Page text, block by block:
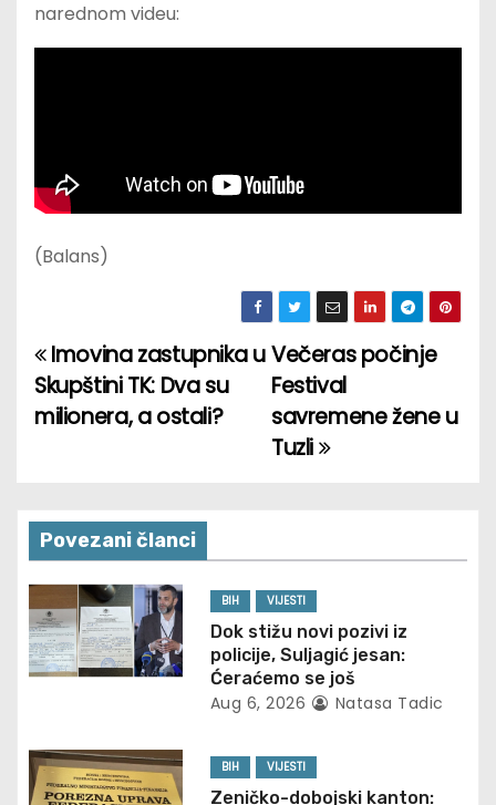
narednom videu:
(Balans)
P
o
n
a
v
i
a
Večeras počinje
Festival
savremene žene u
Tuzli
Imovina zastupnika u
Skupštini TK: Dva su
milionera, a ostali?
Povezani članci
BIH VIJESTI
Dok stižu novi pozivi iz
policije, Suljagić jesan:
Ćeraćemo se još
Aug 6, 2026 Natasa Tadic
BIH VIJESTI
Zeničko-dobojski kanton: